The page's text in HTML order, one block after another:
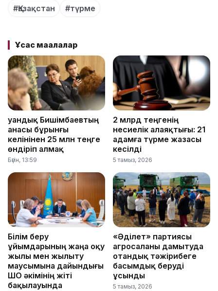
#Қазақстан #түрме
Ұқсас мақалалар
Қуандық Бишімбаевтың
анасы бұрынғы
келінінен 25 млн теңге
өндіріп алмақ
Бүгін, 13:59
2 млрд теңгенің
несиелік алаяқтығы: 21
адамға түрме жазасы
кесілді
5 тамыз, 2026
Білім беру
ұйымдарының жаңа оқу
жылы мен жылыту
маусымына дайындығы
ШҚО әкімінің жіті
бақылауында
«Әділет» партиясы
агросаланы дамытуда
отандық тәжірибеге
басымдық беруді
ұсынды
5 тамыз, 2026